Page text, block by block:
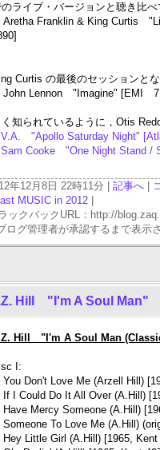
ライブ・バージョンと聴き比
Franklin & King Curtis
Curtis の最後のセッションと
Lennon "Imagine" [EMI 7
く知られているように，Otis
"Apollo Saturday Night"
Cooke "One Night Stand /
年12月8日 22時11分 | 記事へ
MUSIC in 2012
ックバックURL：http://
ログ管理者が承認するまで表示
Hill "I'm A Soul Man"
Hill "I'm A Soul Man
I:
You Don't Love Me (Arzell Hill)
If I Could Do It All Over (A.Hill)
Have Mercy Someone (A.Hill)
Someone To Love Me (A.Hill)
Hey Little Girl (A.Hill) [1965, Kent